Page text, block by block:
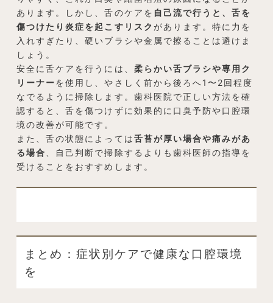
あります。しかし、舌のケアを 自己流で行うと、舌を
傷つけたり炎症を起こすリスク があります。特に力を
入れすぎたり、硬いブラシや金属で擦ることは避けま
しょう。
安全に舌ケアを行うには、 柔らかい舌ブラシや専用ク
リーナーを使用し、やさしく前から後ろへ1〜2回程度
なでるように掃除します。歯科医院で正しい方法を確
認すると、舌を傷つけずに効果的に口臭予防や口腔環
境の改善が可能です。
また、舌の状態によっては舌苔が厚い場合や痛みがあ
る場合
、自己判断で掃除するよりも歯科医師の指導を
受けることをおすすめします。
まとめ：症状別ケアで健康な口腔環境
を